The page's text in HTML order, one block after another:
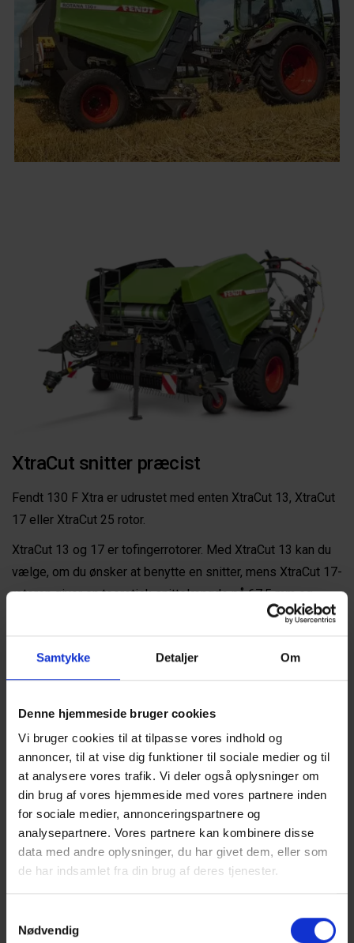
Samtykke Detaljer Om
Denne hjemmeside bruger cookies
Vi bruger cookies til at tilpasse vores indhold og
annoncer, til at vise dig funktioner til sociale medier og til
at analysere vores trafik. Vi deler også oplysninger om
din brug af vores hjemmeside med vores partnere inden
for sociale medier, annonceringspartnere og
analysepartnere. Vores partnere kan kombinere disse
data med andre oplysninger, du har givet dem, eller som
de har indsamlet fra din brug af deres tjenester.
Nødvendig
XtraCut snitter præcist
Fendt 130 F Xtra er udrustet med enten XtraCut 13, XtraCut
17 eller XtraCut 25 rotor.
XtraCut 13 og 17 er tofingerrotorer. Med XtraCut 13 kan du
vælge, om du ønsker at benytte en snitter, mens XtraCut 17-
rotoren giver en teoretisk snittelængde på 67,5 mm og
mulighed for aktivering af knivgruppe med 0, 8, 9 eller 17
knive.
Når det drejer sig om udbytte og snittekvalitet, scorer Fendt
XtraCut 25 rotoren i 130 F Xtra højest i Fendts serie af
med en snitlængde på 45 mm i ballekammeret. Det
resulterer i baller med høj presningsgrad. Der er en
hydraulisk knivgruppe, som indeholder 0, 12, 13 eller 25
knive.
Lynhurtig kombipresser
forsinke bjærgningen af græs. Fendt Rotana 130 F